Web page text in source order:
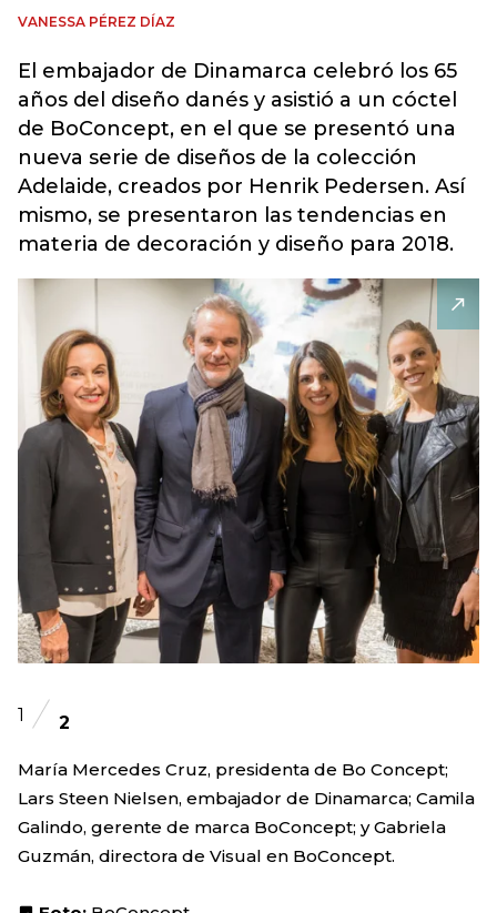
VANESSA PÉREZ DÍAZ
El embajador de Dinamarca celebró los 65
años del diseño danés y asistió a un cóctel
de BoConcept, en el que se presentó una
nueva serie de diseños de la colección
Adelaide, creados por Henrik Pedersen. Así
mismo, se presentaron las tendencias en
materia de decoración y diseño para 2018.
1 2
María Mercedes Cruz, presidenta de Bo Concept;
Lars Steen Nielsen, embajador de Dinamarca; Camila
Galindo, gerente de marca BoConcept; y Gabriela
Guzmán, directora de Visual en BoConcept.